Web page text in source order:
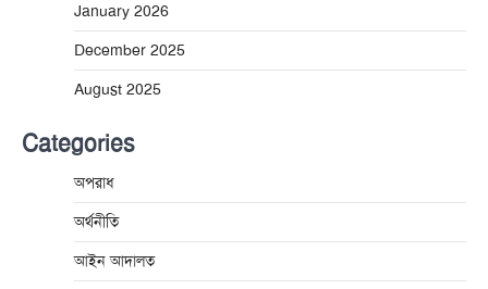
January 2026
December 2025
August 2025
Categories
অপরাধ
অর্থনীতি
আইন আদালত